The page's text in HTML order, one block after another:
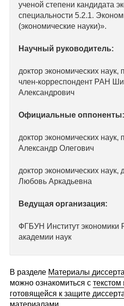
Издания
Проблемы
О журнале
Номера журналов
Общие
Стандарты
Выпуски
Информация для
ученой степени кандидата
специальности 5.2.1.
(экономические науки)».
Научный руководитель:
доктор экономических
член-корреспондент РАН
Александрович
Официальные оппоненты:
доктор экономических
Александр Олегович
доктор экономических наук,
Любовь Аркадьевна
Ведущая организация:
ФГБУН Институт экономики
академии наук
В разделе Материалы
можно ознакомиться с
готовящейся к защите
материалами.